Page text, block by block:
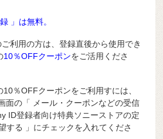
」は無料。
利用の方は、登録直後から使用でき
10％OFFクーポンをご活用くださ
％OFFクーポンをご利用すには、
面の「 メール・クーポンなどの受信
ID登録者向け特典ソニーストアの定
する 」にチェックを入れてくださ